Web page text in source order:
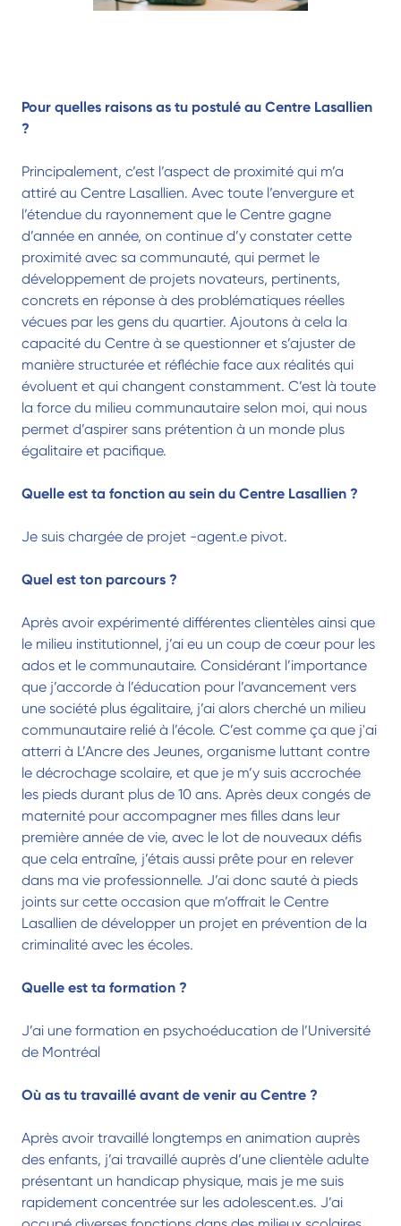
Pour quelles raisons as tu postulé au Centre Lasallien
?
Principalement, c’est l’aspect de proximité qui m’a
attiré au Centre Lasallien. Avec toute l’envergure et
l’étendue du rayonnement que le Centre gagne
d’année en année, on continue d’y constater cette
proximité avec sa communauté, qui permet le
développement de projets novateurs, pertinents,
concrets en réponse à des problématiques réelles
vécues par les gens du quartier. Ajoutons à cela la
capacité du Centre à se questionner et s’ajuster de
manière structurée et réfléchie face aux réalités qui
évoluent et qui changent constamment. C’est là toute
la force du milieu communautaire selon moi, qui nous
permet d’aspirer sans prétention à un monde plus
égalitaire et pacifique.
Quelle est ta fonction au sein du Centre Lasallien ?
Je suis chargée de projet -agent.e pivot.
Quel est ton parcours ?
Après avoir expérimenté différentes clientèles ainsi que
le milieu institutionnel, j’ai eu un coup de cœur pour les
ados et le communautaire. Considérant l’importance
que j’accorde à l’éducation pour l’avancement vers
une société plus égalitaire, j’ai alors cherché un milieu
communautaire relié à l’école. C’est comme ça que j'ai
atterri à L’Ancre des Jeunes, organisme luttant contre
le décrochage scolaire, et que je m’y suis accrochée
les pieds durant plus de 10 ans. Après deux congés de
maternité pour accompagner mes filles dans leur
première année de vie, avec le lot de nouveaux défis
que cela entraîne, j’étais aussi prête pour en relever
dans ma vie professionnelle. J’ai donc sauté à pieds
joints sur cette occasion que m’offrait le Centre
Lasallien de développer un projet en prévention de la
criminalité avec les écoles.
Quelle est ta formation ?
J’ai une formation en psychoéducation de l’Université
de Montréal
Où as tu travaillé avant de venir au Centre ?
Après avoir travaillé longtemps en animation auprès
des enfants, j’ai travaillé auprès d’une clientèle adulte
présentant un handicap physique, mais je me suis
rapidement concentrée sur les adolescent.es. J’ai